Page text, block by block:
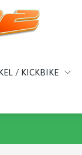
/ KICKBIKE